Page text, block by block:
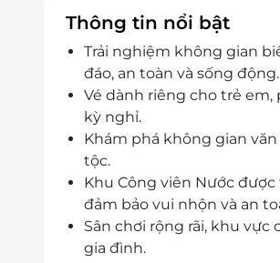
Thông tin nổi bật
Trải nghiệm không gian
đáo, an toàn và sống động.
Vé dành riêng cho trẻ
kỳ nghỉ.
Khám phá không gian văn
tộc.
Khu Công viên Nước
đảm bảo vui nhộn và an
Sân chơi rộng rãi, khu
gia đình.